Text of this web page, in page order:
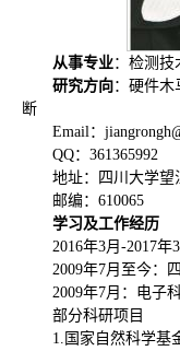
从事专业：检测技
研究方向：硬件
断
Email：
QQ：361365992
地址：四川大学望
邮编：610065
学习及工作经历
2016年3月-2017
2009年7月至今：
2009年7月：电子
部分科研项目
1.国家自然科学基